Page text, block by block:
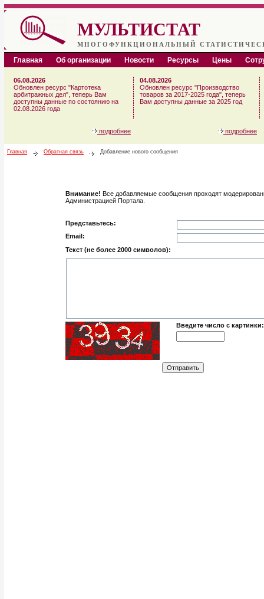
МУЛЬТИСТАТ
МНОГОФУНКЦИОНАЛЬНЫЙ
Главная Об организации Новости Ресурсы Цены
06.08.2026
Обновлен ресурс "Картотека
арбитражных дел", теперь Вам
доступны данные по состоянию на
02.08.2026 года
04.08.2026
Обновлен ресурс "Производство
товаров за 2017-2025 года", теперь
Вам доступны данные за 2025 год
подробнее подробнее
Главная Обратная связь Добавление нового сообщения
Внимание! Все добавляемые сообщения проходят
Администрацией Портала.
Представьтесь:
Email:
Текст (не более 2000 символов):
Введите число с картинки: